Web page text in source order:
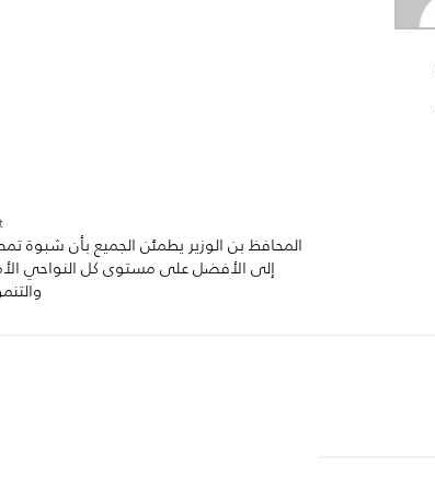
المحافظ بن الوزير يطمئن الجميع بأن شبوة
إلى الأفضل على مستوى كل النواحي